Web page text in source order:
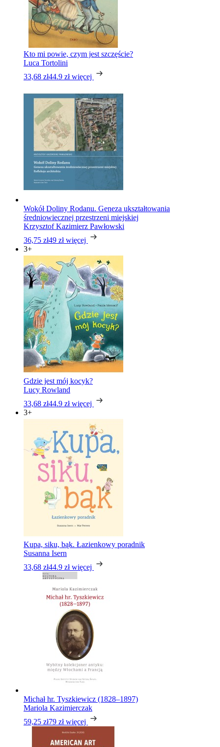
Kto mi powie, czym jest szczęście?
Luca Tortolini
33,68 zł44.9 zł więcej
Wokół Doliny Rodanu. Geneza ukształtowania
średniowiecznej przestrzeni miejskiej
Krzysztof Kazimierz Pawłowski
36,75 zł49 zł więcej
3+
Gdzie jest mój kocyk?
Lucy Rowland
33,68 zł44.9 zł więcej
3+
Kupa, siku, bąk. Łazienkowy poradnik
Susanna Isern
33,68 zł44.9 zł więcej
Michał hr. Tyszkiewicz (1828–1897)
Mariola Kazimierczak
59,25 zł79 zł więcej